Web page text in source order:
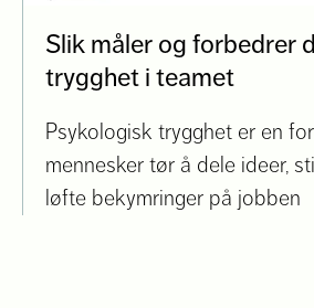
Slik måler og forbedrer
trygghet i teamet
Psykologisk trygghet er en
mennesker tør å dele ideer,
løfte bekymringer på jobben